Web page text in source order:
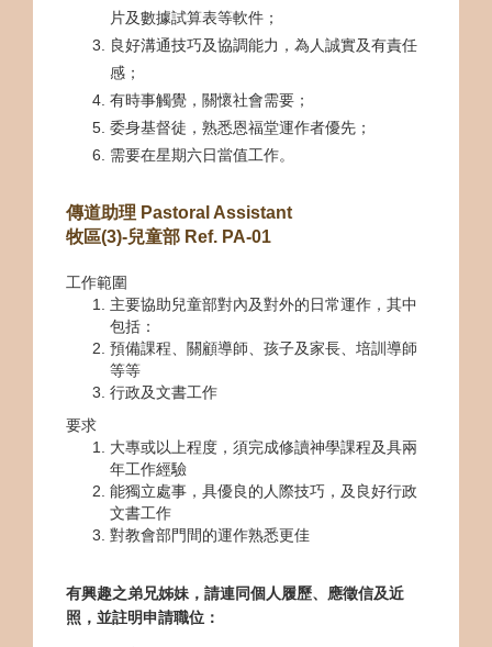
片及數據試算表等軟件；
良好溝通技巧及協調能力，為人誠實及有責任
感；
有時事觸覺，關懷社會需要；
委身基督徒，熟悉恩福堂運作者優先；
需要在星期六日當值工作。
傳道助理 Pastoral Assistant
牧區(3)-兒童部 Ref. PA-01
工作範圍
主要協助兒童部對內及對外的日常運作，其中
包括：
預備課程、關顧導師、孩子及家長、培訓導師
等等
行政及文書工作
要求
大專或以上程度，須完成修讀神學課程及具兩
年工作經驗
能獨立處事，具優良的人際技巧，及良好行政
文書工作
對教會部門間的運作熟悉更佳
有興趣之弟兄姊妹，請連同個人履歷、應徵信及近
照，並註明申請職位：